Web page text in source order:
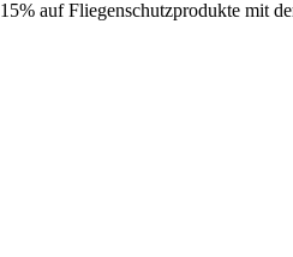
15% auf Fliegenschutzprodukte mit